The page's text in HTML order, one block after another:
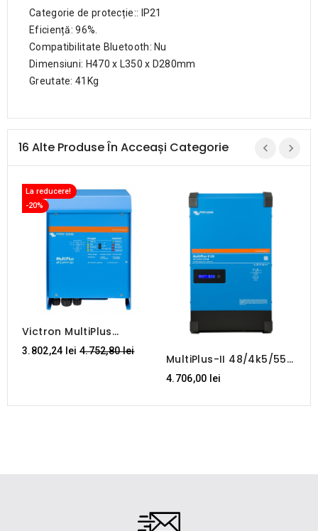
Categorie de protecție:: IP21
Eficiență: 96%.
Compatibilitate Bluetooth: Nu
Dimensiuni: H470 x L350 x D280mm
Greutate: 41Kg
16 Alte Produse În Acceași Categorie
La reducere!
-20%
Victron MultiPlus
48/3000/35-50 230V
VE.Bus
3.802,24 lei Regular
4.752,80 lei
MultiPlus-II 48/4k5/55-
32 GX Victron Energy
4.706,00 lei